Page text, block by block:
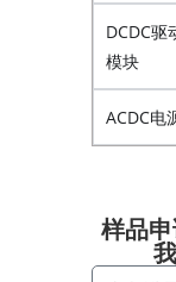
DCDC驱
模块
ACDC电
样品